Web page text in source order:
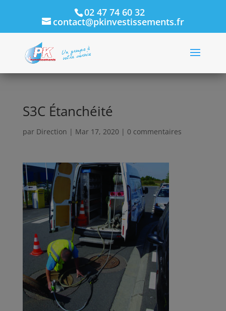
02 47 74 60 32
contact@pkinvestissements.fr
S3C Étanchéité
par Direction | Mar 17, 2020 | 0 commentaires